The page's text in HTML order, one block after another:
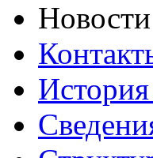
Новости